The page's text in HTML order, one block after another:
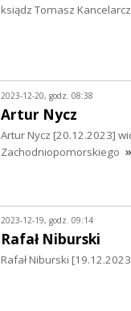
ksiądz Tomasz
2023-12-20, godz. 08:38
Artur Nycz
Artur Nycz [20.12.2023]
Zachodniopomorskiego
2023-12-19, godz. 09:14
Rafał Niburski
Rafał Niburski